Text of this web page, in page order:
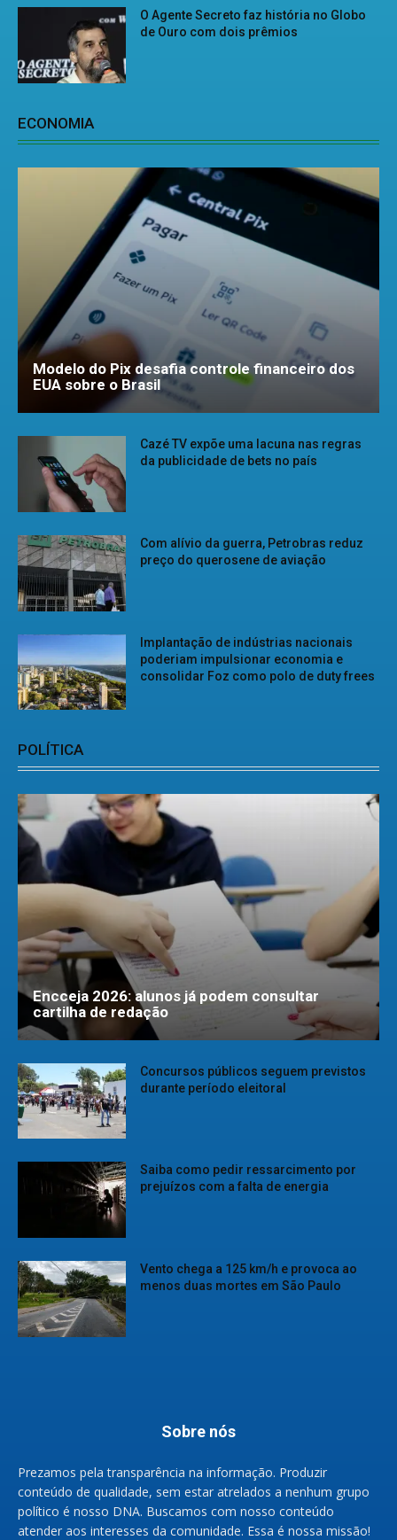
O Agente Secreto faz história no Globo
de Ouro com dois prêmios
ECONOMIA
Modelo do Pix desafia controle financeiro dos
EUA sobre o Brasil
Cazé TV expõe uma lacuna nas regras
da publicidade de bets no país
Com alívio da guerra, Petrobras reduz
preço do querosene de aviação
Implantação de indústrias nacionais
poderiam impulsionar economia e
consolidar Foz como polo de duty frees
POLÍTICA
Encceja 2026: alunos já podem consultar
cartilha de redação
Concursos públicos seguem previstos
durante período eleitoral
Saiba como pedir ressarcimento por
prejuízos com a falta de energia
Vento chega a 125 km/h e provoca ao
menos duas mortes em São Paulo
Sobre nós
Prezamos pela transparência na informação. Produzir
conteúdo de qualidade, sem estar atrelados a nenhum grupo
político é nosso DNA. Buscamos com nosso conteúdo
atender aos interesses da comunidade. Essa é nossa missão!